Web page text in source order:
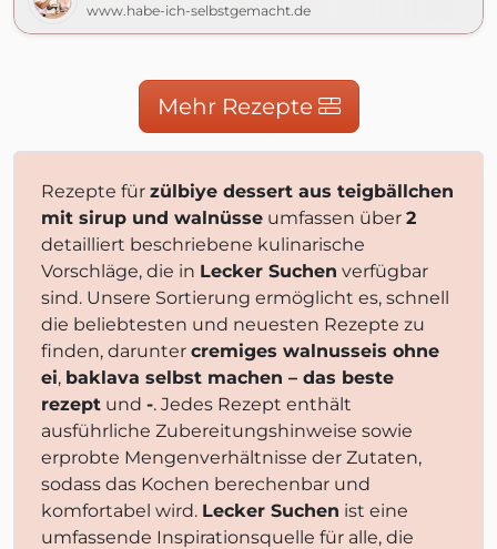
www.habe-ich-selbstgemacht.de
Mehr Rezepte
Rezepte für zülbiye dessert aus teigbällchen
mit sirup und walnüsse umfassen über 2
detailliert beschriebene kulinarische
Vorschläge, die in Lecker Suchen verfügbar
sind. Unsere Sortierung ermöglicht es, schnell
die beliebtesten und neuesten Rezepte zu
finden, darunter cremiges walnusseis ohne
ei, baklava selbst machen – das beste
rezept und -. Jedes Rezept enthält
ausführliche Zubereitungshinweise sowie
erprobte Mengenverhältnisse der Zutaten,
sodass das Kochen berechenbar und
komfortabel wird. Lecker Suchen ist eine
umfassende Inspirationsquelle für alle, die